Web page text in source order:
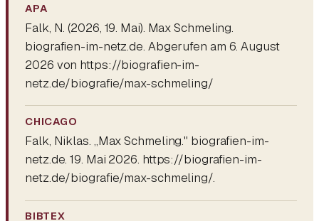
APA
Falk, N. (2026, 19. Mai). Max Schmeling.
biografien-im-netz.de. Abgerufen am 6. August
2026 von https://biografien-im-
netz.de/biografie/max-schmeling/
CHICAGO
Falk, Niklas. „Max Schmeling." biografien-im-
netz.de. 19. Mai 2026. https://biografien-im-
netz.de/biografie/max-schmeling/.
BIBTEX